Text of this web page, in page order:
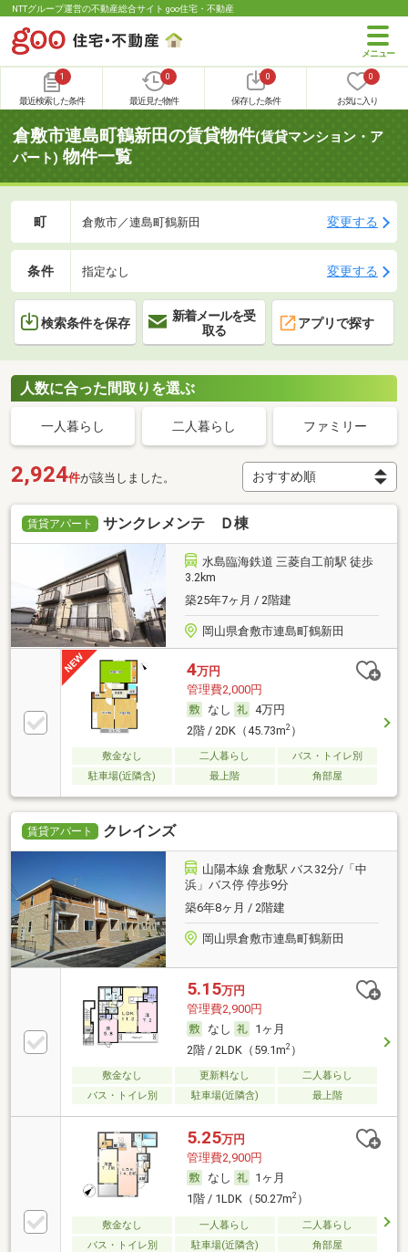
NTTグループ運営の不動産総合サイト goo住宅・不動産
1
最近検索した条件
0
最近見た物件
0
保存した条件
0
お気に入り
倉敷市連島町鶴新田の賃貸物件(賃貸マンション・ア
パート) 物件一覧
町 倉敷市／連島町鶴新田 変更する
条件 指定なし 変更する
検索条件を保存
新着メールを受
取る
アプリで探す
人数に合った間取りを選ぶ
一人暮らし 二人暮らし ファミリー
2,924件が該当しました。
賃貸アパート サンクレメンテ Ｄ棟
水島臨海鉄道 三菱自工前駅 徒歩
3.2km
築25年7ヶ月 / 2階建
岡山県倉敷市連島町鶴新田
4万円
管理費2,000円
なし
4万円
2階 / 2DK（45.73m2）
敷金なし 二人暮らし
バス・トイレ別
駐車場(近隣含)
最上階 角部屋
賃貸アパート クレインズ
山陽本線 倉敷駅 バス32分/「中
浜」バス停 停歩9分
築6年8ヶ月 / 2階建
岡山県倉敷市連島町鶴新田
5.15万円
管理費2,900円
なし
1ヶ月
2階 / 2LDK（59.1m2）
敷金なし 更新料なし
二人暮らし
バス・トイレ別
駐車場(近隣含) 最上階
5.25万円
管理費2,900円
なし
1ヶ月
1階 / 1LDK（50.27m2）
敷金なし 一人暮らし
二人暮らし
バス・トイレ別
駐車場(近隣含) 角部屋